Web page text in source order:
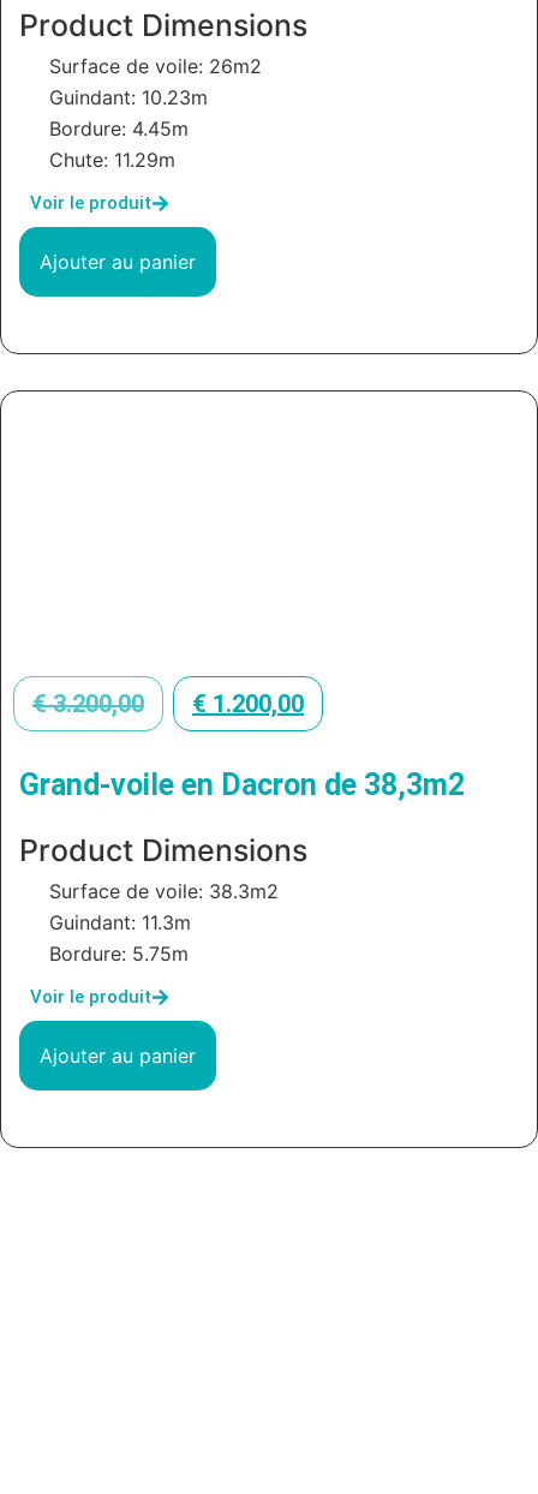
Product Dimensions
Surface de voile: 26m2
Guindant: 10.23m
Bordure: 4.45m
Chute: 11.29m
Voir le produit
Ajouter au panier
€3.200,00 € 1.200,00
Grand-voile en Dacron de 38,3m2
Product Dimensions
Surface de voile: 38.3m2
Guindant: 11.3m
Bordure: 5.75m
Voir le produit
Ajouter au panier